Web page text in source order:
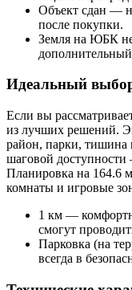
Объект сдан —
после покупки.
Земля на ЮБК
Идеальный
Если вы
из лучших решений.
район, парки, тишина
шаговой доступности
Планировка на 164.6
комнаты и игровые
1 км —
смогут
Парковка (на
всегда в